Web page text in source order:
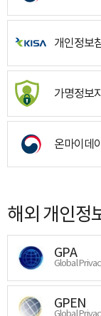
개인정보
가명정보
온마이데
해외 개인정
GPA
Global
GPEN
Global